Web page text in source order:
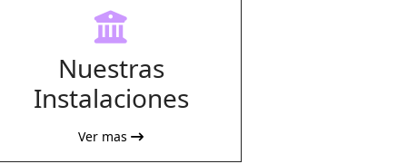
fas
fa-
building-
columns
Nuestras
Instalaciones
Ver mas